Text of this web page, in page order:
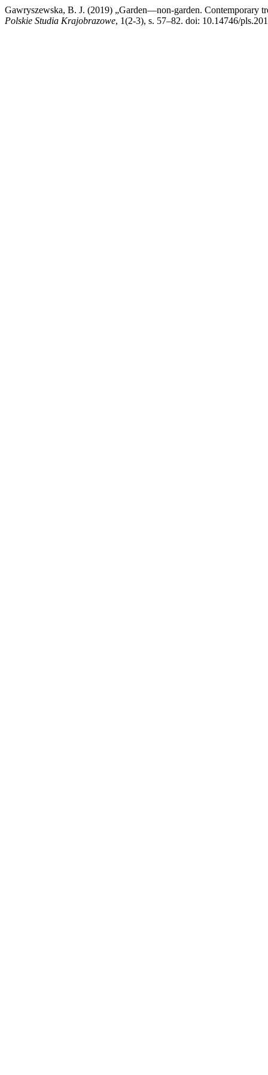
Gawryszewska, B. J. (2019) „Garden—non-garden. Contemporary
Polskie Studia Krajobrazowe, 1(2-3), s. 57–82. doi: 10.14746/